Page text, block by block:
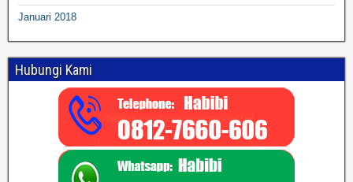
Januari 2018
Hubungi Kami